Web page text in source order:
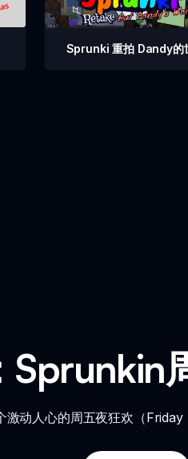
Sprunki 重拍 Dandy的
Sprunkin
人心的周五夜狂欢（Friday